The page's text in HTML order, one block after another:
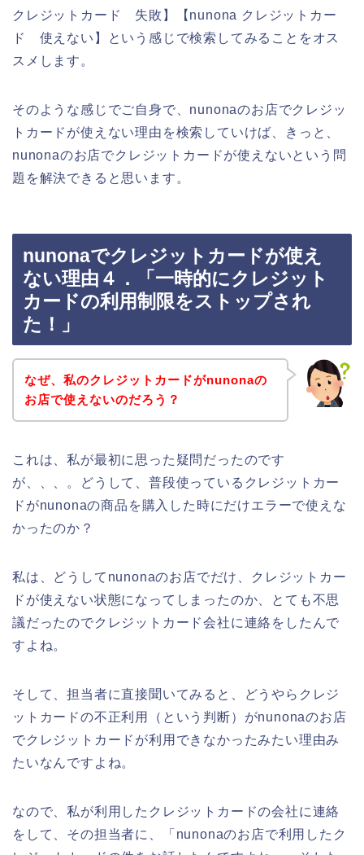
クレジットカード 失敗】【nunona クレジットカー
ド 使えない】という感じで検索してみることをオス
スメします。
そのような感じでご自身で、nunonaのお店でクレジッ
トカードが使えない理由を検索していけば、きっと、
nunonaのお店でクレジットカードが使えないという問
題を解決できると思います。
nunonaでクレジットカードが使え
ない理由４．「一時的にクレジット
カードの利用制限をストップされ
た！」
なぜ、私のクレジットカードがnunonaの
お店で使えないのだろう？
これは、私が最初に思った疑問だったのです
が、、、。どうして、普段使っているクレジットカー
ドがnunonaの商品を購入した時にだけエラーで使えな
かったのか？
私は、どうしてnunonaのお店でだけ、クレジットカー
ドが使えない状態になってしまったのか、とても不思
議だったのでクレジットカード会社に連絡をしたんで
すよね。
そして、担当者に直接聞いてみると、どうやらクレジ
ットカードの不正利用（という判断）がnunonaのお店
でクレジットカードが利用できなかったみたい理由み
たいなんですよね。
なので、私が利用したクレジットカードの会社に連絡
をして、その担当者に、「nunonaのお店で利用したク